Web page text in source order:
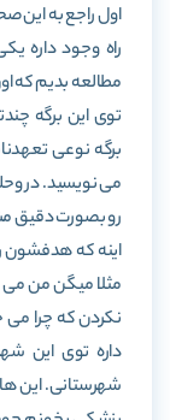
اول راجع به این
راه وجود داره
مطالعه بدیم که
توی این برگه
برگه نوعی
می نویسید. در
رو بصورت دقیق
اینه که هدفشون
مثلا میگن من می
نکردن که چرا
داره توی این
شهرستانی. این